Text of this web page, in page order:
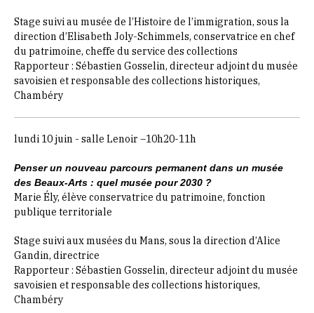
Stage suivi au musée de l’Histoire de l’immigration, sous la
direction d’Elisabeth Joly-Schimmels, conservatrice en chef
du patrimoine, cheffe du service des collections
Rapporteur : Sébastien Gosselin, directeur adjoint du musée
savoisien et responsable des collections historiques,
Chambéry
lundi 10 juin - salle Lenoir –10h20-11h
Penser un nouveau parcours permanent dans un musée
des Beaux-Arts : quel musée pour 2030 ?
Marie Ély, élève conservatrice du patrimoine, fonction
publique territoriale
Stage suivi aux musées du Mans, sous la direction d’Alice
Gandin, directrice
Rapporteur : Sébastien Gosselin, directeur adjoint du musée
savoisien et responsable des collections historiques,
Chambéry